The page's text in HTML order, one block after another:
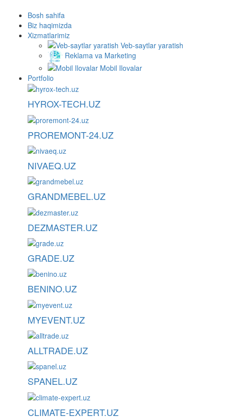
Bosh sahifa
Biz haqimizda
Xizmatlarimiz
Veb-saytlar yaratish
Reklama va Marketing
Mobil Ilovalar
Portfolio
HYROX-TECH.UZ
PROREMONT-24.UZ
NIVAEQ.UZ
GRANDMEBEL.UZ
DEZMASTER.UZ
GRADE.UZ
BENINO.UZ
MYEVENT.UZ
ALLTRADE.UZ
SPANEL.UZ
CLIMATE-EXPERT.UZ